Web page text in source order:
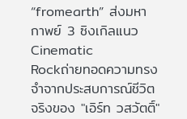
“fromearth” ส่งมหา
กาพย์ 3 ซิงเกิลแนว
Cinematic
Rockถ่ายทอดความทรง
จำจากประสบการณ์ชีวิต
จริงของ "เอิร์ท วสวัตติ์"